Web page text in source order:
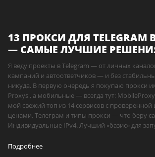
13 ПРОКСИ ДЛЯ TELEGRAM
— САМЫЕ ЛУЧШИЕ
Я веду проекты в Telegram — от личных
кампаний и автоответчиков — и без
никуда. В первую очередь я покупаю прокси
Proxys , а мобильные — всегда тут:
мой свежий топ из 14 сервисов с
ценами. Телеграм и типы прокси — что беру
Индивидуальные IPv4. Лучший «базис» для
Подробнее